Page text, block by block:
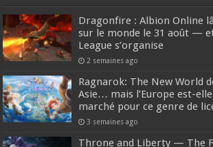
Dragonfire : Albion Online
sur le monde le 31 août —
League s’organise
2 semaines ago
Ragnarok: The New World
Asie… mais l’Europe est-
marché pour ce genre de
3 semaines ago
Throne and Liberty — The